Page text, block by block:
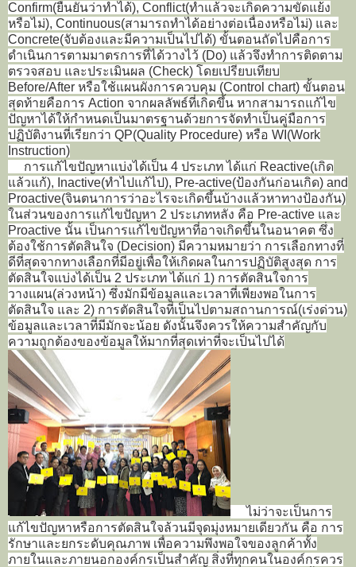
Confirm(ยืนยันว่าทำได้), Conflict(ทำแล้วจะเกิดความขัดแย้ง
หรือไม่), Continuous(สามารถทำได้อย่างต่อเนื่องหรือไม่) และ
Concrete(จับต้องและมีความเป็นไปได้) ขั้นตอนถัดไปคือการ
ดำเนินการตามมาตรการที่ได้วางไว้ (Do) แล้วจึงทำการติดตาม
ตรวจสอบ และประเมินผล (Check) โดยเปรียบเทียบ
Before/After หรือใช้แผนผังการควบคุม (Control chart) ขั้นตอน
สุดท้ายคือการ Action จากผลลัพธ์ที่เกิดขึ้น หากสามารถแก้ไข
ปัญหาได้ให้กำหนดเป็นมาตรฐานด้วยการจัดทำเป็นคู่มือการ
ปฏิบัติงานที่เรียกว่า QP(Quality Procedure) หรือ WI(Work
Instruction)
การแก้ไขปัญหาแบ่งได้เป็น 4 ประเภท ได้แก่ Reactive(เกิด
แล้วแก้), Inactive(ทำไปแก้ไป), Pre-active(ป้องกันก่อนเกิด) and
Proactive(จินตนาการว่าอะไรจะเกิดขึ้นบ้างแล้วหาทางป้องกัน)
ในส่วนของการแก้ไขปัญหา 2 ประเภทหลัง คือ Pre-active และ
Proactive นั้น เป็นการแก้ไขปัญหาที่อาจเกิดขึ้นในอนาคต ซึ่ง
ต้องใช้การตัดสินใจ (Decision) มีความหมายว่า การเลือกทางที่
ดีที่สุดจากทางเลือกที่มีอยู่เพื่อให้เกิดผลในการปฏิบัติสูงสุด การ
ตัดสินใจแบ่งได้เป็น 2 ประเภท ได้แก่ 1) การตัดสินใจการ
วางแผน(ล่วงหน้า) ซึ่งมักมีข้อมูลและเวลาที่เพียงพอในการ
ตัดสินใจ และ 2) การตัดสินใจที่เป็นไปตามสถานการณ์(เร่งด่วน)
ข้อมูลและเวลาที่มีมักจะน้อย ดังนั้นจึงควรให้ความสำคัญกับ
ความถูกต้องของข้อมูลให้มากที่สุดเท่าที่จะเป็นไปได้
ไม่ว่าจะเป็นการ
แก้ไขปัญหาหรือการตัดสินใจล้วนมีจุดมุ่งหมายเดียวกัน คือ การ
รักษาและยกระดับคุณภาพ เพื่อความพึงพอใจของลูกค้าทั้ง
ภายในและภายนอกองค์กรเป็นสำคัญ สิ่งที่ทุกคนในองค์กรควร